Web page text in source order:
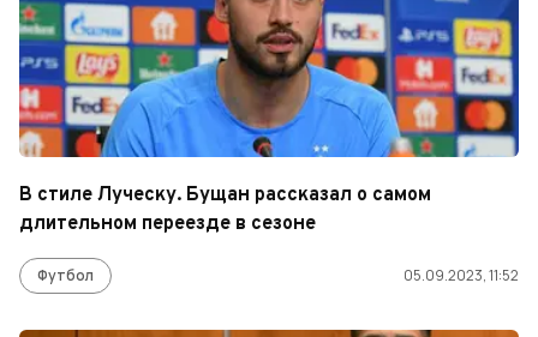
В стиле Луческу. Бущан рассказал о самом
длительном переезде в сезоне
Футбол 05.09.2023, 11:52